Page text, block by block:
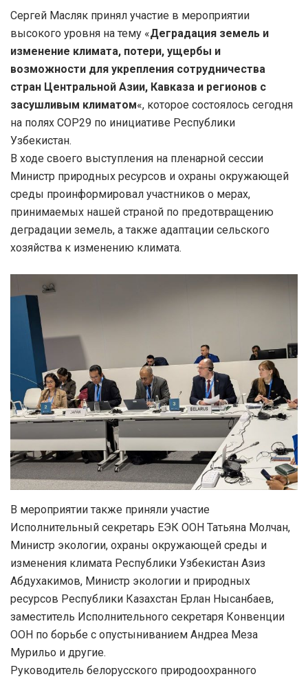
Сергей Масляк принял участие в мероприятии
высокого уровня на тему «Деградация земель и
изменение климата, потери, ущербы и
возможности для укрепления сотрудничества
стран Центральной Азии, Кавказа и регионов с
засушливым климатом«, которое состоялось сегодня
на полях СОР29 по инициативе Республики
Узбекистан.
В ходе своего выступления на пленарной сессии
Министр природных ресурсов и охраны окружающей
среды проинформировал участников о мерах,
принимаемых нашей страной по предотвращению
деградации земель, а также адаптации сельского
хозяйства к изменению климата.
В мероприятии также приняли участие
Исполнительный секретарь ЕЭК ООН Татьяна Молчан,
Министр экологии, охраны окружающей среды и
изменения климата Республики Узбекистан Азиз
Абдухакимов, Министр экологии и природных
ресурсов Республики Казахстан Ерлан Нысанбаев,
заместитель Исполнительного секретаря Конвенции
ООН по борьбе с опустыниванием Андреа Меза
Мурильо и другие.
Руководитель белорусского природоохранного